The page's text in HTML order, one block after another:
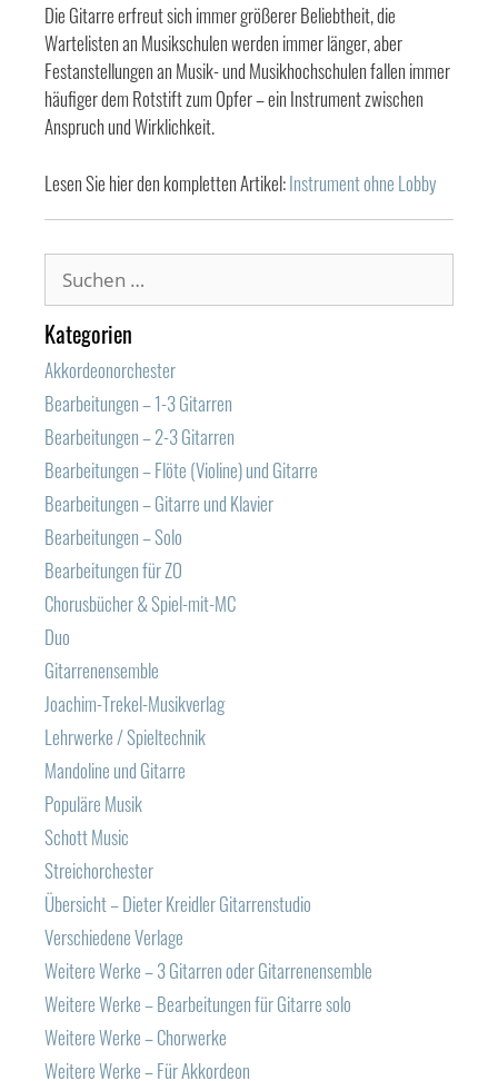
Die Gitarre erfreut sich immer größerer Beliebtheit, die
Wartelisten an Musikschulen werden immer länger, aber
Festanstellungen an Musik- und Musikhochschulen fallen immer
häufiger dem Rotstift zum Opfer – ein Instrument zwischen
Anspruch und Wirklichkeit.
Lesen Sie hier den kompletten Artikel:Instrument ohne Lobby
nach:
Kategorien
Akkordeonorchester
Bearbeitungen – 1-3 Gitarren
Bearbeitungen – 2-3 Gitarren
Bearbeitungen – Flöte (Violine) und Gitarre
Bearbeitungen – Gitarre und Klavier
Bearbeitungen – Solo
Bearbeitungen für ZO
Chorusbücher & Spiel-mit-MC
Duo
Gitarrenensemble
Joachim-Trekel-Musikverlag
Lehrwerke / Spieltechnik
Mandoline und Gitarre
Populäre Musik
Schott Music
Streichorchester
Übersicht – Dieter Kreidler Gitarrenstudio
Verschiedene Verlage
Weitere Werke – 3 Gitarren oder Gitarrenensemble
Weitere Werke – Bearbeitungen für Gitarre solo
Weitere Werke – Chorwerke
Weitere Werke – Für Akkordeon